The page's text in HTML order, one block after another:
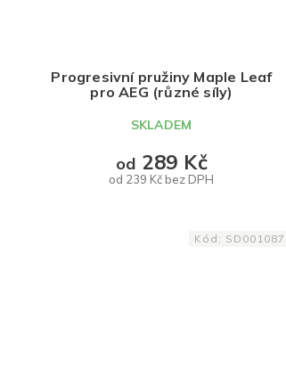
Progresivní pružiny Maple Leaf
pro AEG (různé síly)
SKLADEM
od 239 Kč bez DPH
od 289 Kč
Kód: SD001087